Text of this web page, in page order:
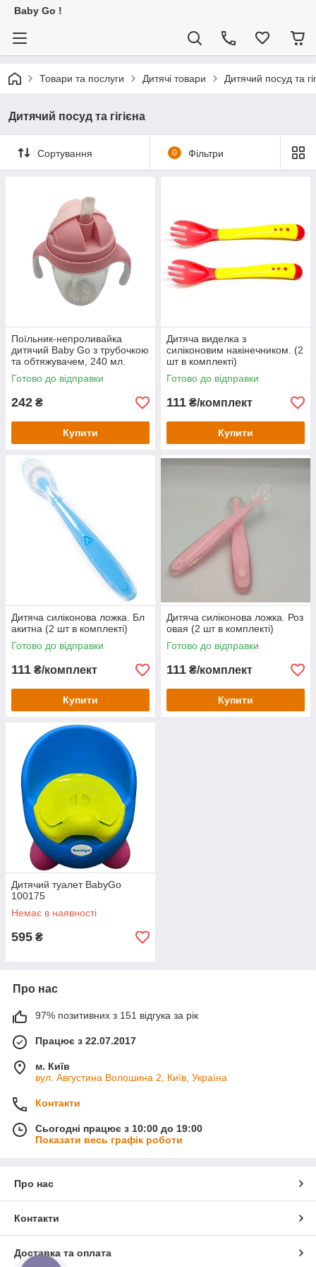
Baby Go !
Товари та послуги Дитячі товари Дитячий посуд та
Дитячий посуд та гігієна
Сортування 0 Фільтри
Поїльник-непроливайка
дитячий Baby Go з трубочкою
та обтяжувачем, 240 мл.
Готово до відправки
242 ₴
Купити
Дитяча виделка з
силіконовим накінечником. (2
шт в комплекті)
Готово до відправки
111 ₴/комплект
Купити
Дитяча силіконова ложка. Бл
акитна (2 шт в комплекті)
Готово до відправки
111 ₴/комплект
Купити
Дитяча силіконова ложка. Роз
овая (2 шт в комплекті)
Готово до відправки
111 ₴/комплект
Купити
Дитячий туалет BabyGo
100175
Немає в наявності
595 ₴
Про нас
97% позитивних з 151 відгука за рік
Працює з 22.07.2017
м. Київ
вул. Августина Волошина 2, Київ, Україна
Контакти
Сьогодні працює з 10:00 до 19:00
Показати весь графік роботи
Про нас
Контакти
Доставка та оплата